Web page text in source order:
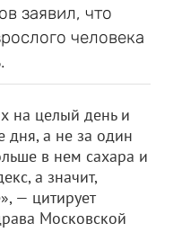
заявил, что
человека
на целый день и
дня, а не за один
в нем сахара и
а значит,
— цитирует
Московской